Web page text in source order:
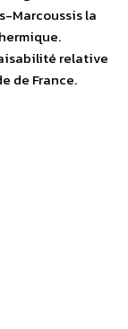
Marcoussis la
relative
de France.